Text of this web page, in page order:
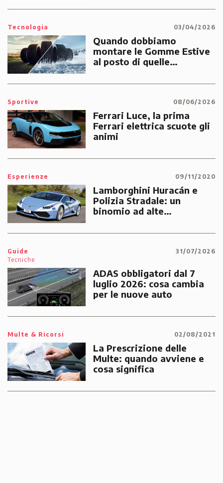
Tecnologia 03/04/2026
Quando dobbiamo
montare le Gomme Estive
al posto di quelle
Sportive 08/06/2026
Ferrari Luce, la prima
Ferrari elettrica scuote gli
animi
Esperienze 09/11/2020
Lamborghini Huracán e
Polizia Stradale: un
binomio ad alte
emergenze dei cittadini
Guide
Tecniche
31/07/2026
ADAS obbligatori dal 7
luglio 2026: cosa cambia
per le nuove auto
Multe & Ricorsi 02/08/2021
La Prescrizione delle
Multe: quando avviene e
cosa significa